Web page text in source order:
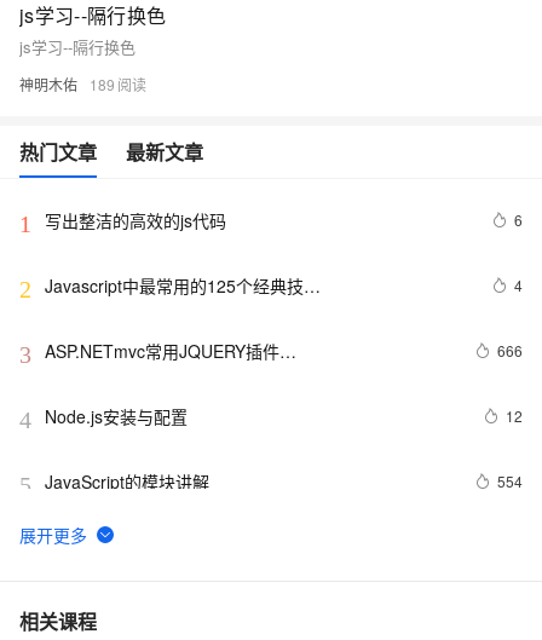
js学习--隔行换色
js学习--隔行换色
神明木佑 189
热门文章 最新文章
1 写出整洁的高效的js代码 6
2 Javascript中最常用的125个经典技… 4
3 ASP.NETmvc常用JQUERY插件
666
4 Node.js安装与配置 12
5 JavaScript的模块讲解 554
6 ArcGIS JavaScript在线编辑
7 在VS2010里可以给JS函数添加代码提示\注释
相关课程